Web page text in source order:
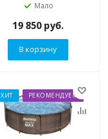
Мало
19 850руб.
В корзину
ХИТ РЕКОМЕНДУЕМ